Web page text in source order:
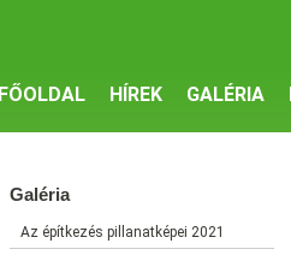
FŐOLDAL HÍREK GALÉRIA
Galéria
Az építkezés pillanatképei 2021